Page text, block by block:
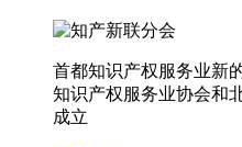
首都知识产权服务业新
知识产权服务业协会和
成立